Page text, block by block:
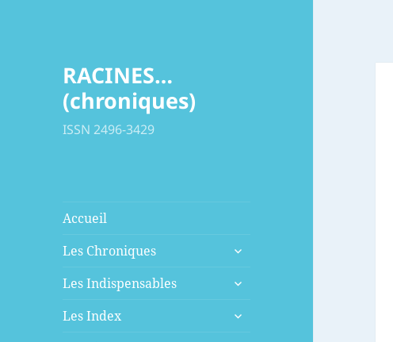
RACINES…
(chroniques)
ISSN 2496-3429
Accueil
Les Chroniques
ouvrir
sous-
Les Indispensables
ouvrir
sous-
Les Index
ouvrir